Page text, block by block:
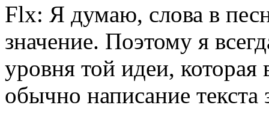
Flx: Я думаю, слова в
значение. Поэтому я
уровня той идеи,
обычно написание